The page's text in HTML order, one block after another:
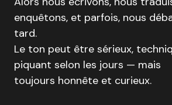
enquêtons, et parfois, nous
tard.
Le ton peut être sérieux,
piquant selon les jours — mais
toujours honnête et curieux.